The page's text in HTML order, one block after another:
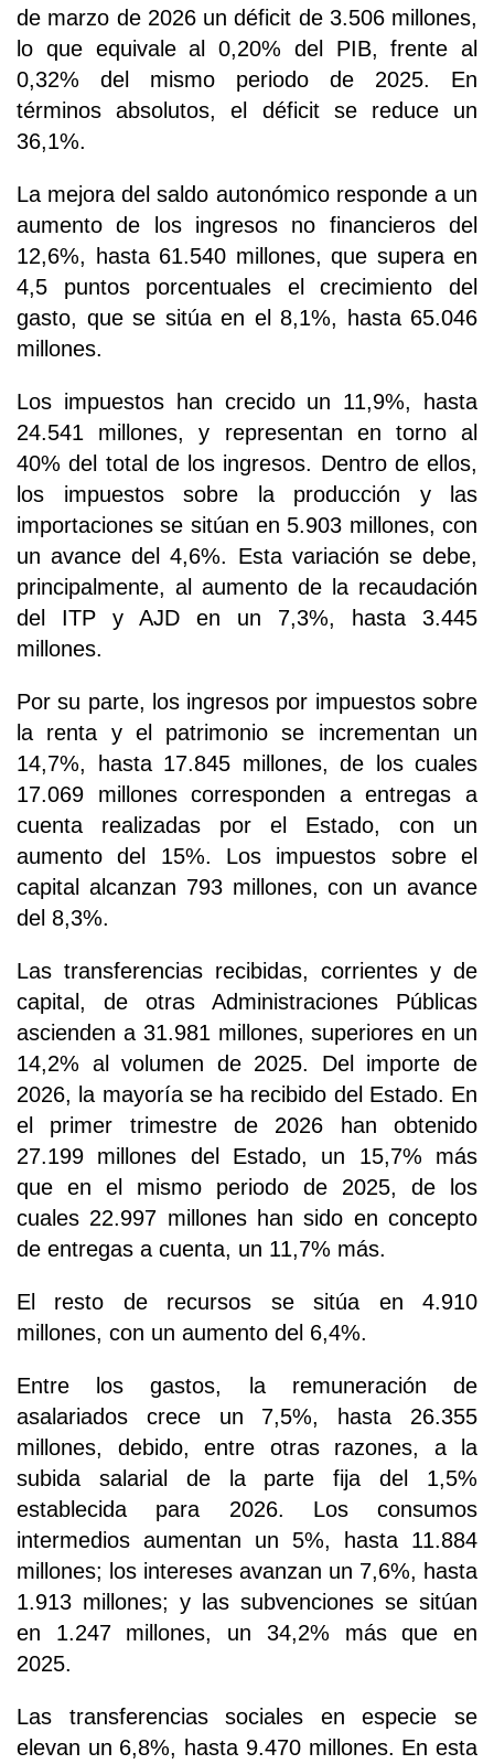
de marzo de 2026 un déficit de 3.506 millones,
lo que equivale al 0,20% del PIB, frente al
0,32% del mismo periodo de 2025. En
términos absolutos, el déficit se reduce un
36,1%.
La mejora del saldo autonómico responde a un
aumento de los ingresos no financieros del
12,6%, hasta 61.540 millones, que supera en
4,5 puntos porcentuales el crecimiento del
gasto, que se sitúa en el 8,1%, hasta 65.046
millones.
Los impuestos han crecido un 11,9%, hasta
24.541 millones, y representan en torno al
40% del total de los ingresos. Dentro de ellos,
los impuestos sobre la producción y las
importaciones se sitúan en 5.903 millones, con
un avance del 4,6%. Esta variación se debe,
principalmente, al aumento de la recaudación
del ITP y AJD en un 7,3%, hasta 3.445
millones.
Por su parte, los ingresos por impuestos sobre
la renta y el patrimonio se incrementan un
14,7%, hasta 17.845 millones, de los cuales
17.069 millones corresponden a entregas a
cuenta realizadas por el Estado, con un
aumento del 15%. Los impuestos sobre el
capital alcanzan 793 millones, con un avance
del 8,3%.
Las transferencias recibidas, corrientes y de
capital, de otras Administraciones Públicas
ascienden a 31.981 millones, superiores en un
14,2% al volumen de 2025. Del importe de
2026, la mayoría se ha recibido del Estado. En
el primer trimestre de 2026 han obtenido
27.199 millones del Estado, un 15,7% más
que en el mismo periodo de 2025, de los
cuales 22.997 millones han sido en concepto
de entregas a cuenta, un 11,7% más.
El resto de recursos se sitúa en 4.910
millones, con un aumento del 6,4%.
Entre los gastos, la remuneración de
asalariados crece un 7,5%, hasta 26.355
millones, debido, entre otras razones, a la
subida salarial de la parte fija del 1,5%
establecida para 2026. Los consumos
intermedios aumentan un 5%, hasta 11.884
millones; los intereses avanzan un 7,6%, hasta
1.913 millones; y las subvenciones se sitúan
en 1.247 millones, un 34,2% más que en
2025.
Las transferencias sociales en especie se
elevan un 6,8%, hasta 9.470 millones. En esta